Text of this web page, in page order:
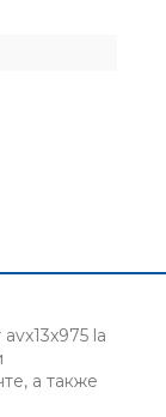
la
а также